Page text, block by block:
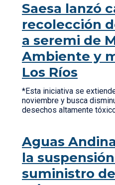
Saesa lanzó
recolección
a seremi de
Ambiente y
Los Ríos
*Esta iniciativa se
noviembre y busca
desechos altamente
Aguas
la
suministro